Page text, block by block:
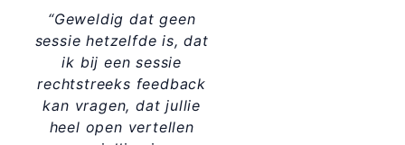
“Geweldig dat geen
sessie hetzelfde is, dat
ik bij een sessie
rechtstreeks feedback
kan vragen, dat jullie
heel open vertellen